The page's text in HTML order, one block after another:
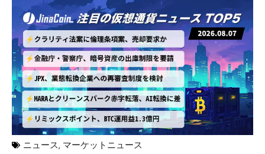
ニュース, マーケットニュース